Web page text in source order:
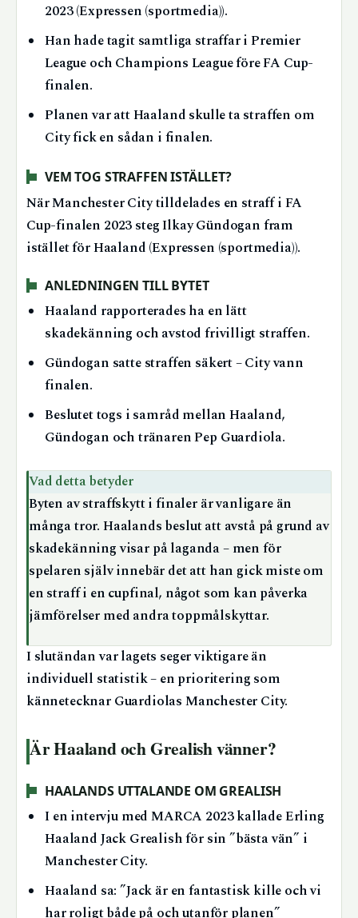
2023 (Expressen (sportmedia)).
Han hade tagit samtliga straffar i Premier
League och Champions League före FA Cup-
finalen.
Planen var att Haaland skulle ta straffen om
City fick en sådan i finalen.
VEM TOG STRAFFEN ISTÄLLET?
När Manchester City tilldelades en straff i FA
Cup-finalen 2023 steg Ilkay Gündogan fram
istället för Haaland (Expressen (sportmedia)).
ANLEDNINGEN TILL BYTET
Haaland rapporterades ha en lätt
skadekänning och avstod frivilligt straffen.
Gündogan satte straffen säkert – City vann
finalen.
Beslutet togs i samråd mellan Haaland,
Gündogan och tränaren Pep Guardiola.
Vad detta betyder
Byten av straffskytt i finaler är vanligare än
många tror. Haalands beslut att avstå på grund av
skadekänning visar på laganda – men för
spelaren själv innebär det att han gick miste om
en straff i en cupfinal, något som kan påverka
jämförelser med andra toppmålskyttar.
I slutändan var lagets seger viktigare än
individuell statistik – en prioritering som
kännetecknar Guardiolas Manchester City.
Är Haaland och Grealish vänner?
HAALANDS UTTALANDE OM GREALISH
I en intervju med MARCA 2023 kallade Erling
Haaland Jack Grealish för sin ”bästa vän” i
Manchester City.
Haaland sa: ”Jack är en fantastisk kille och vi
har roligt både på och utanför planen”